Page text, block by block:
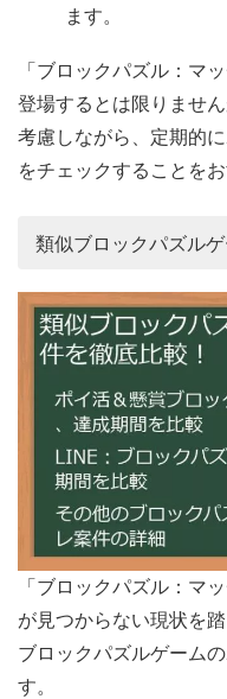
ます。
「ブロックパズル：マ
登場するとは限りませ
考慮しながら、定期的
をチェックすることをお
類似ブロックパズル
「ブロックパズル：マ
が見つからない現状を
ブロックパズルゲーム
す。